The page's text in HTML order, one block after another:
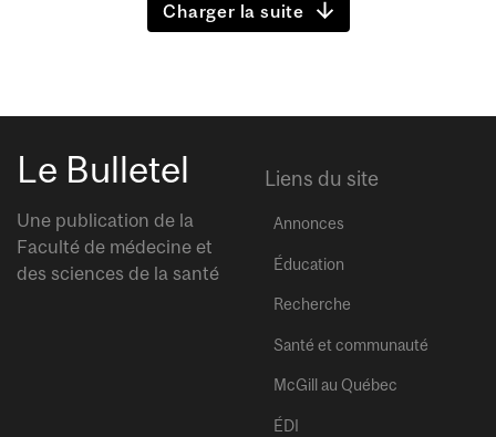
Charger la suite
Le Bulletel
Une publication de la
Faculté de médecine et
des sciences de la santé
Liens du site
Annonces
Éducation
Recherche
Santé et communauté
McGill au Québec
ÉDI